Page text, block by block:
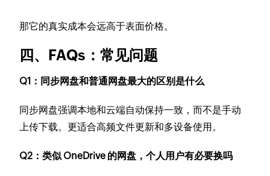
那它的真实成本会远高于表面价格。
四、FAQs：常见问题
Q1：同步网盘和普通网盘最大的区别是什么
同步网盘强调本地和云端自动保持一致，而不是手动
上传下载。更适合高频文件更新和多设备使用。
Q2：类似 OneDrive 的网盘，个人用户有必要换吗